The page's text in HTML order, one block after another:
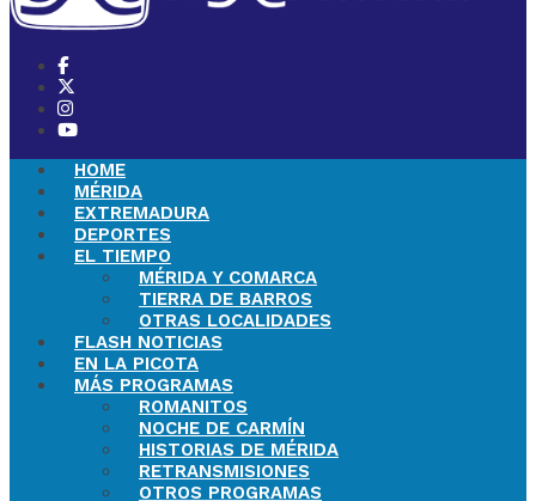
HOME
MÉRIDA
EXTREMADURA
DEPORTES
EL TIEMPO
MÉRIDA Y COMARCA
TIERRA DE BARROS
OTRAS LOCALIDADES
FLASH NOTICIAS
EN LA PICOTA
MÁS PROGRAMAS
ROMANITOS
NOCHE DE CARMÍN
HISTORIAS DE MÉRIDA
RETRANSMISIONES
OTROS PROGRAMAS